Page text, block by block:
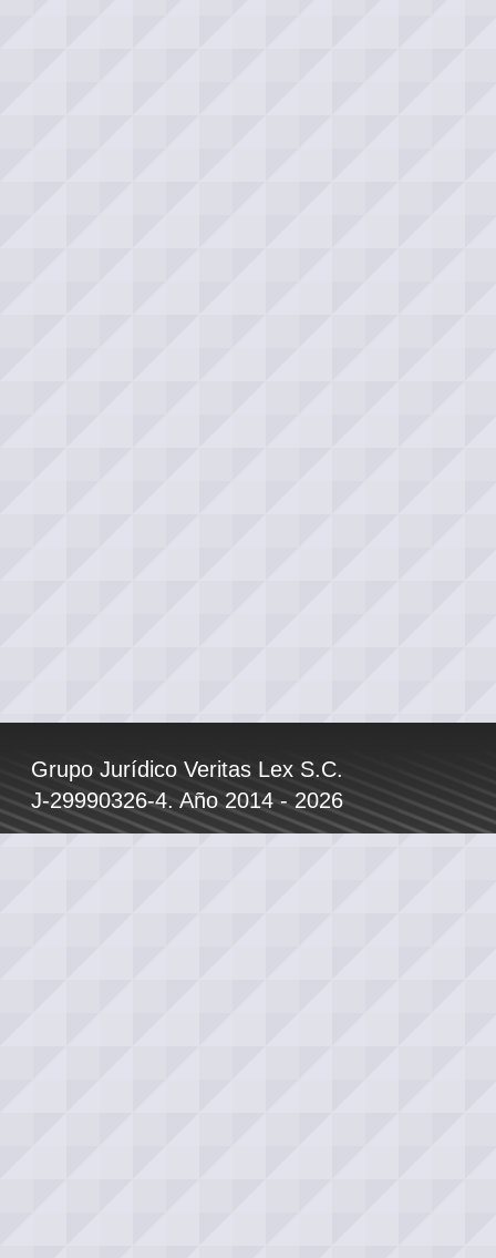
Grupo Jurídico Veritas Lex S.C.
J-29990326-4. Año 2014 - 2026